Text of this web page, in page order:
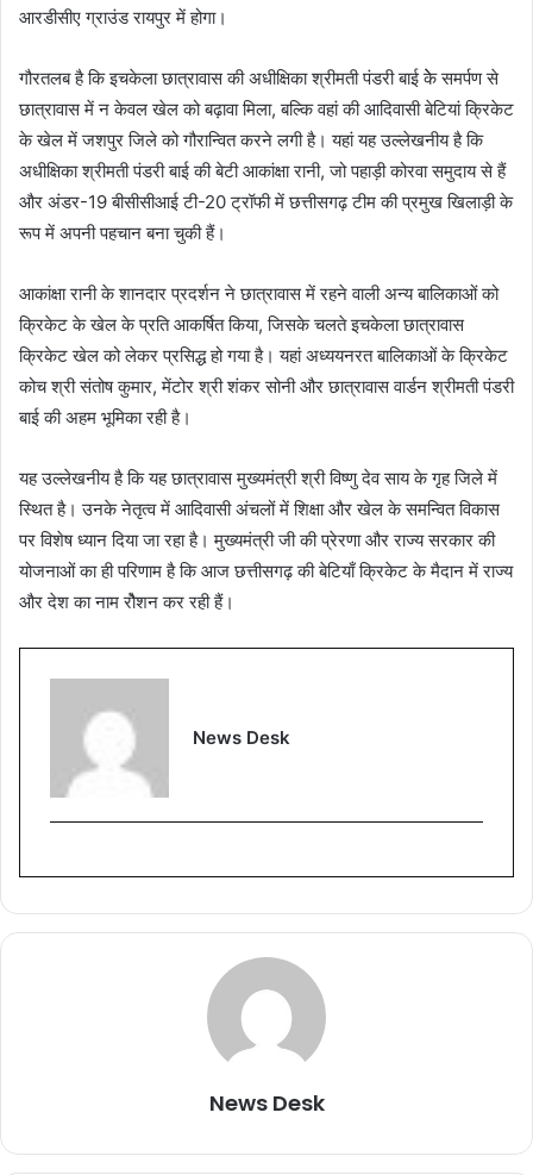
आरडीसीए ग्राउंड रायपुर में होगा।
गौरतलब है कि इचकेला छात्रावास की अधीक्षिका श्रीमती पंडरी बाई केे समर्पण से
छात्रावास में न केवल खेल को बढ़ावा मिला, बल्कि वहां की आदिवासी बेटियां क्रिकेट
के खेल में जशपुर जिले को गौरान्वित करने लगी है। यहां यह उल्लेखनीय है कि
अधीक्षिका श्रीमती पंडरी बाई की बेटी आकांक्षा रानी, जो पहाड़ी कोरवा समुदाय से हैं
और अंडर-19 बीसीसीआई टी-20 ट्रॉफी में छत्तीसगढ़ टीम की प्रमुख खिलाड़ी के
रूप में अपनी पहचान बना चुकी हैं।
आकांक्षा रानी के शानदार प्रदर्शन ने छात्रावास में रहने वाली अन्य बालिकाओं को
क्रिकेट के खेल के प्रति आकर्षित किया, जिसके चलते इचकेला छात्रावास
क्रिकेट खेल को लेकर प्रसिद्ध हो गया है। यहां अध्ययनरत बालिकाओं के क्रिकेट
कोच श्री संतोष कुमार, मेंटोर श्री शंकर सोनी और छात्रावास वार्डन श्रीमती पंडरी
बाई की अहम भूमिका रही है।
यह उल्लेखनीय है कि यह छात्रावास मुख्यमंत्री श्री विष्णु देव साय के गृह जिले में
स्थित है। उनके नेतृत्व में आदिवासी अंचलों में शिक्षा और खेल के समन्वित विकास
पर विशेष ध्यान दिया जा रहा है। मुख्यमंत्री जी की प्रेरणा और राज्य सरकार की
योजनाओं का ही परिणाम है कि आज छत्तीसगढ़ की बेटियाँ क्रिकेट के मैदान में राज्य
और देश का नाम रौेशन कर रही हैं।
News Desk
News Desk